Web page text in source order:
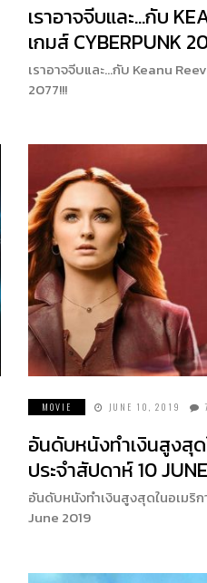
เราอาจจีบและ…กับ
เกมส์ CYBERPUNK
เราอาจจีบและ…กับ Keanu
2077!!!
MOVIE JUNE 10, 2019
อันดับหนังทำเงินสูงสุด
ประจำสัปดาห์ 10
อันดับหนังทำเงินสูงสุดในอเมริ
June 2019